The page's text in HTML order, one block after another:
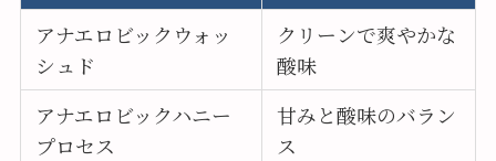
アナエロビックウォッ
シュド
クリーンで爽やかな
酸味
アナエロビックハニー
プロセス
甘みと酸味のバラン
ス